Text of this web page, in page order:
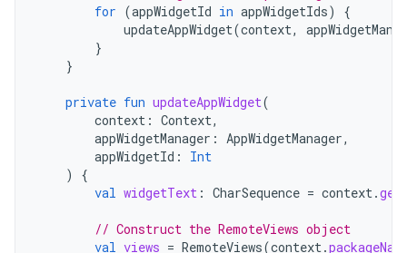
for (appWidgetId in appWidgetIds)
{
updateAppWidget(context,
}
}
private fun updateAppWidget(
context : Context,
appWidgetManager : AppWidgetManager,
appWidgetId :
Int
)
{
val widgetText : CharSequence = context.
// Construct the RemoteViews object
val views = RemoteViews(context.